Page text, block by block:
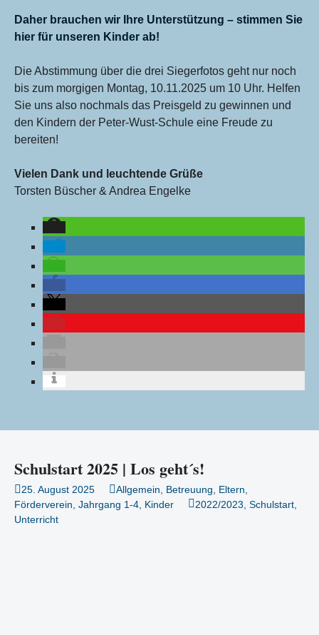
Daher brauchen wir Ihre Unterstützung – stimmen Sie
hier für unseren Kinder ab!
Die Abstimmung über die drei Siegerfotos geht nur noch
bis zum morgigen Montag, 10.11.2025 um 10 Uhr. Helfen
Sie uns also nochmals das Preisgeld zu gewinnen und
den Kindern der Peter-Wust-Schule eine Freude zu
bereiten!
Vielen Dank und leuchtende Grüße
Torsten Büscher & Andrea Engelke
Schulstart 2025 | Los geht´s!
25. August 2025 Allgemein Betreuung Eltern
Förderverein Jahrgang 1-4 Kinder 2022/2023 Schulstart
Unterricht